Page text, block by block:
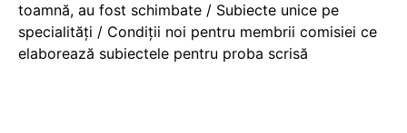
toamnă, au fost schimbate / Subiecte unice pe
specialități / Condiții noi pentru membrii comisiei ce
elaborează subiectele pentru proba scrisă